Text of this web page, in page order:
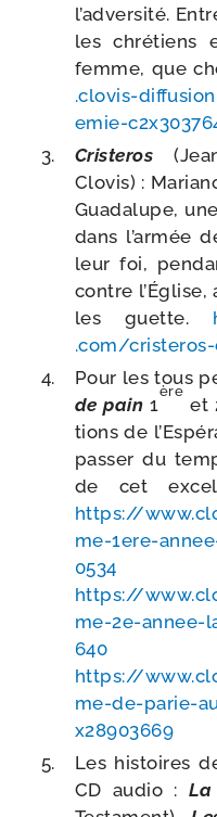
l’adversité.
les chré­tiens
femme, que
.clo​vis​-
e​m​i​e​-​
Cristeros
Clovis) :
Guadalupe,
dans l’armée
leur foi,
contre
les guette.
.com/​c​r​i​s​t​e​r​o​s​-​
Pour les tous
de pain 1
ère
et
tions de
pas­ser du
de cet
https://​
m​e​-​1​e​r​e​-​
0​534
https://​
m​e​-​2​e​-​a​n​n​e​e​-​
640
https://​
m​e​-​d​e​-​p​a​r​i​e​-​
x​2​8​9​0​3​669
Les his­toires
CD audio :